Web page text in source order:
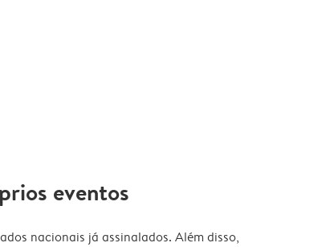
eventos
nacionais já assinalados. Além disso,